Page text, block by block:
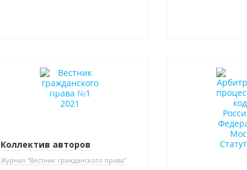
Нет в наличии
Коллектив авторов
Журнал "Вестник гражданского права"
Нет в наличии